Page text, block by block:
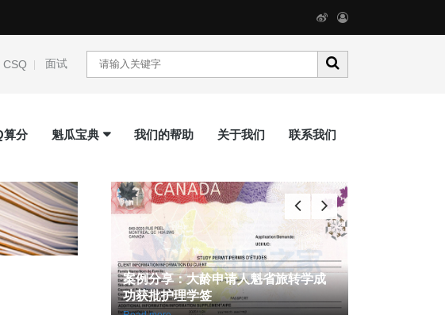
CSQ 面试
算分 魁瓜宝典 我们的帮助 关于我们 联系我们
案例分享：大龄申请人魁省旅转学成
功获批护理学签